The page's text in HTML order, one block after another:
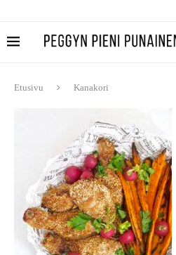
Etusivu Kanakori